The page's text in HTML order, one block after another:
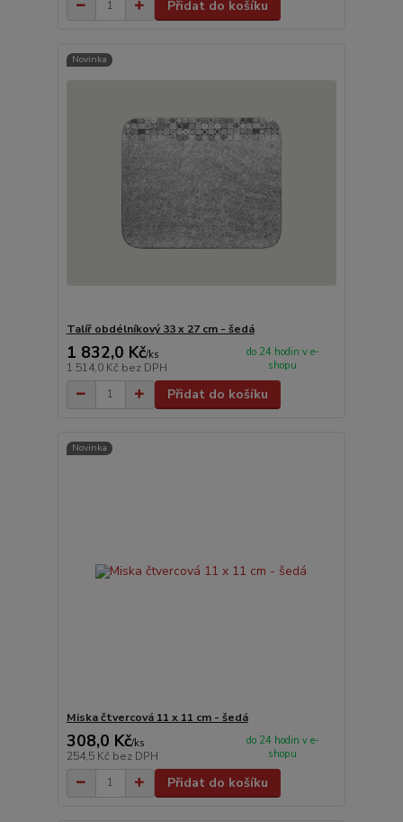
Přidat do košíku
Novinka
Talíř obdélníkový 33 x 27 cm - šedá
1 832,0 Kč/ks
1 514,0 Kč bez DPH
do 24 hodin v e-
shopu
Přidat do košíku
Novinka
Miska čtvercová 11 x 11 cm - šedá
308,0 Kč/ks
254,5 Kč bez DPH
do 24 hodin v e-
shopu
Přidat do košíku